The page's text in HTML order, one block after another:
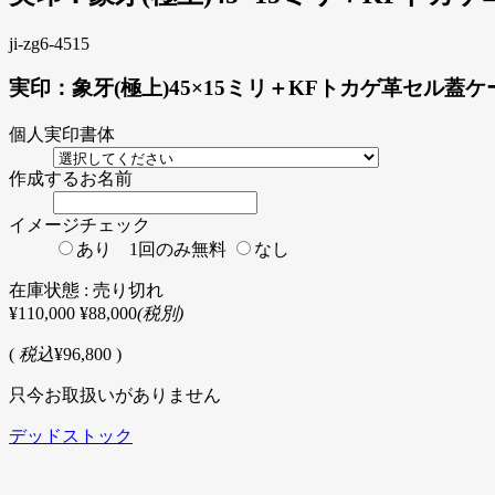
ji-zg6-4515
実印：象牙(極上)45×15ミリ＋KFトカゲ革セル蓋ケ
個人実印書体
作成するお名前
イメージチェック
あり 1回のみ無料
なし
在庫状態 : 売り切れ
¥110,000 ¥88,000(税別)
( 税込¥96,800 )
只今お取扱いがありません
デッドストック